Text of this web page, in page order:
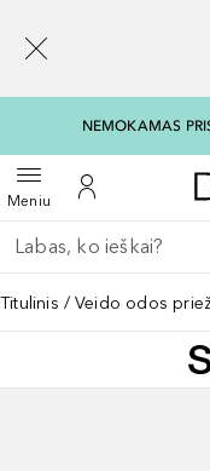
NEMOKAMAS
MeniuAtidaryti meniuĮ mano paskyrą
Grįžk atgal
Vykdykite paiešką
Titulinis Veido odos